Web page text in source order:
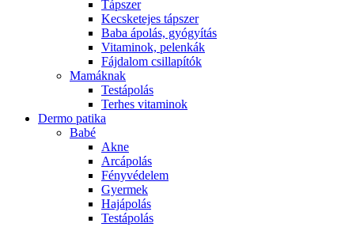
Tápszer
Kecsketejes tápszer
Baba ápolás, gyógyítás
Vitaminok, pelenkák
Fájdalom csillapítók
Mamáknak
Testápolás
Terhes vitaminok
Dermo patika
Babé
Akne
Arcápolás
Fényvédelem
Gyermek
Hajápolás
Testápolás